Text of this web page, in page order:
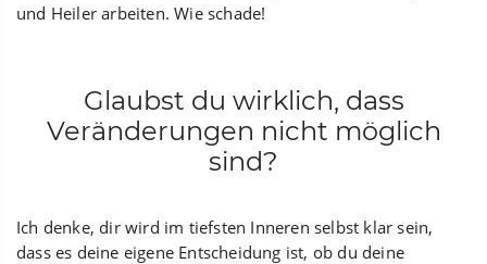
und Heiler arbeiten. Wie schade!
Glaubst du wirklich, dass
Veränderungen nicht möglich
sind?
Ich denke, dir wird im tiefsten Inneren selbst klar sein,
dass es deine eigene Entscheidung ist, ob du deine